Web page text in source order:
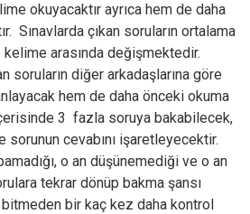
okuyacaktır ayrıca hem de daha
Sınavlarda çıkan soruların ortalama
arasında değişmektedir.
soruların diğer arkadaşlarına göre
hem de daha önceki okuma
3 fazla soruya bakabilecek,
cevabını işaretleyecektir.
o an düşünemediği ve o an
tekrar dönüp bakma şansı
bir kaç kez daha kontrol